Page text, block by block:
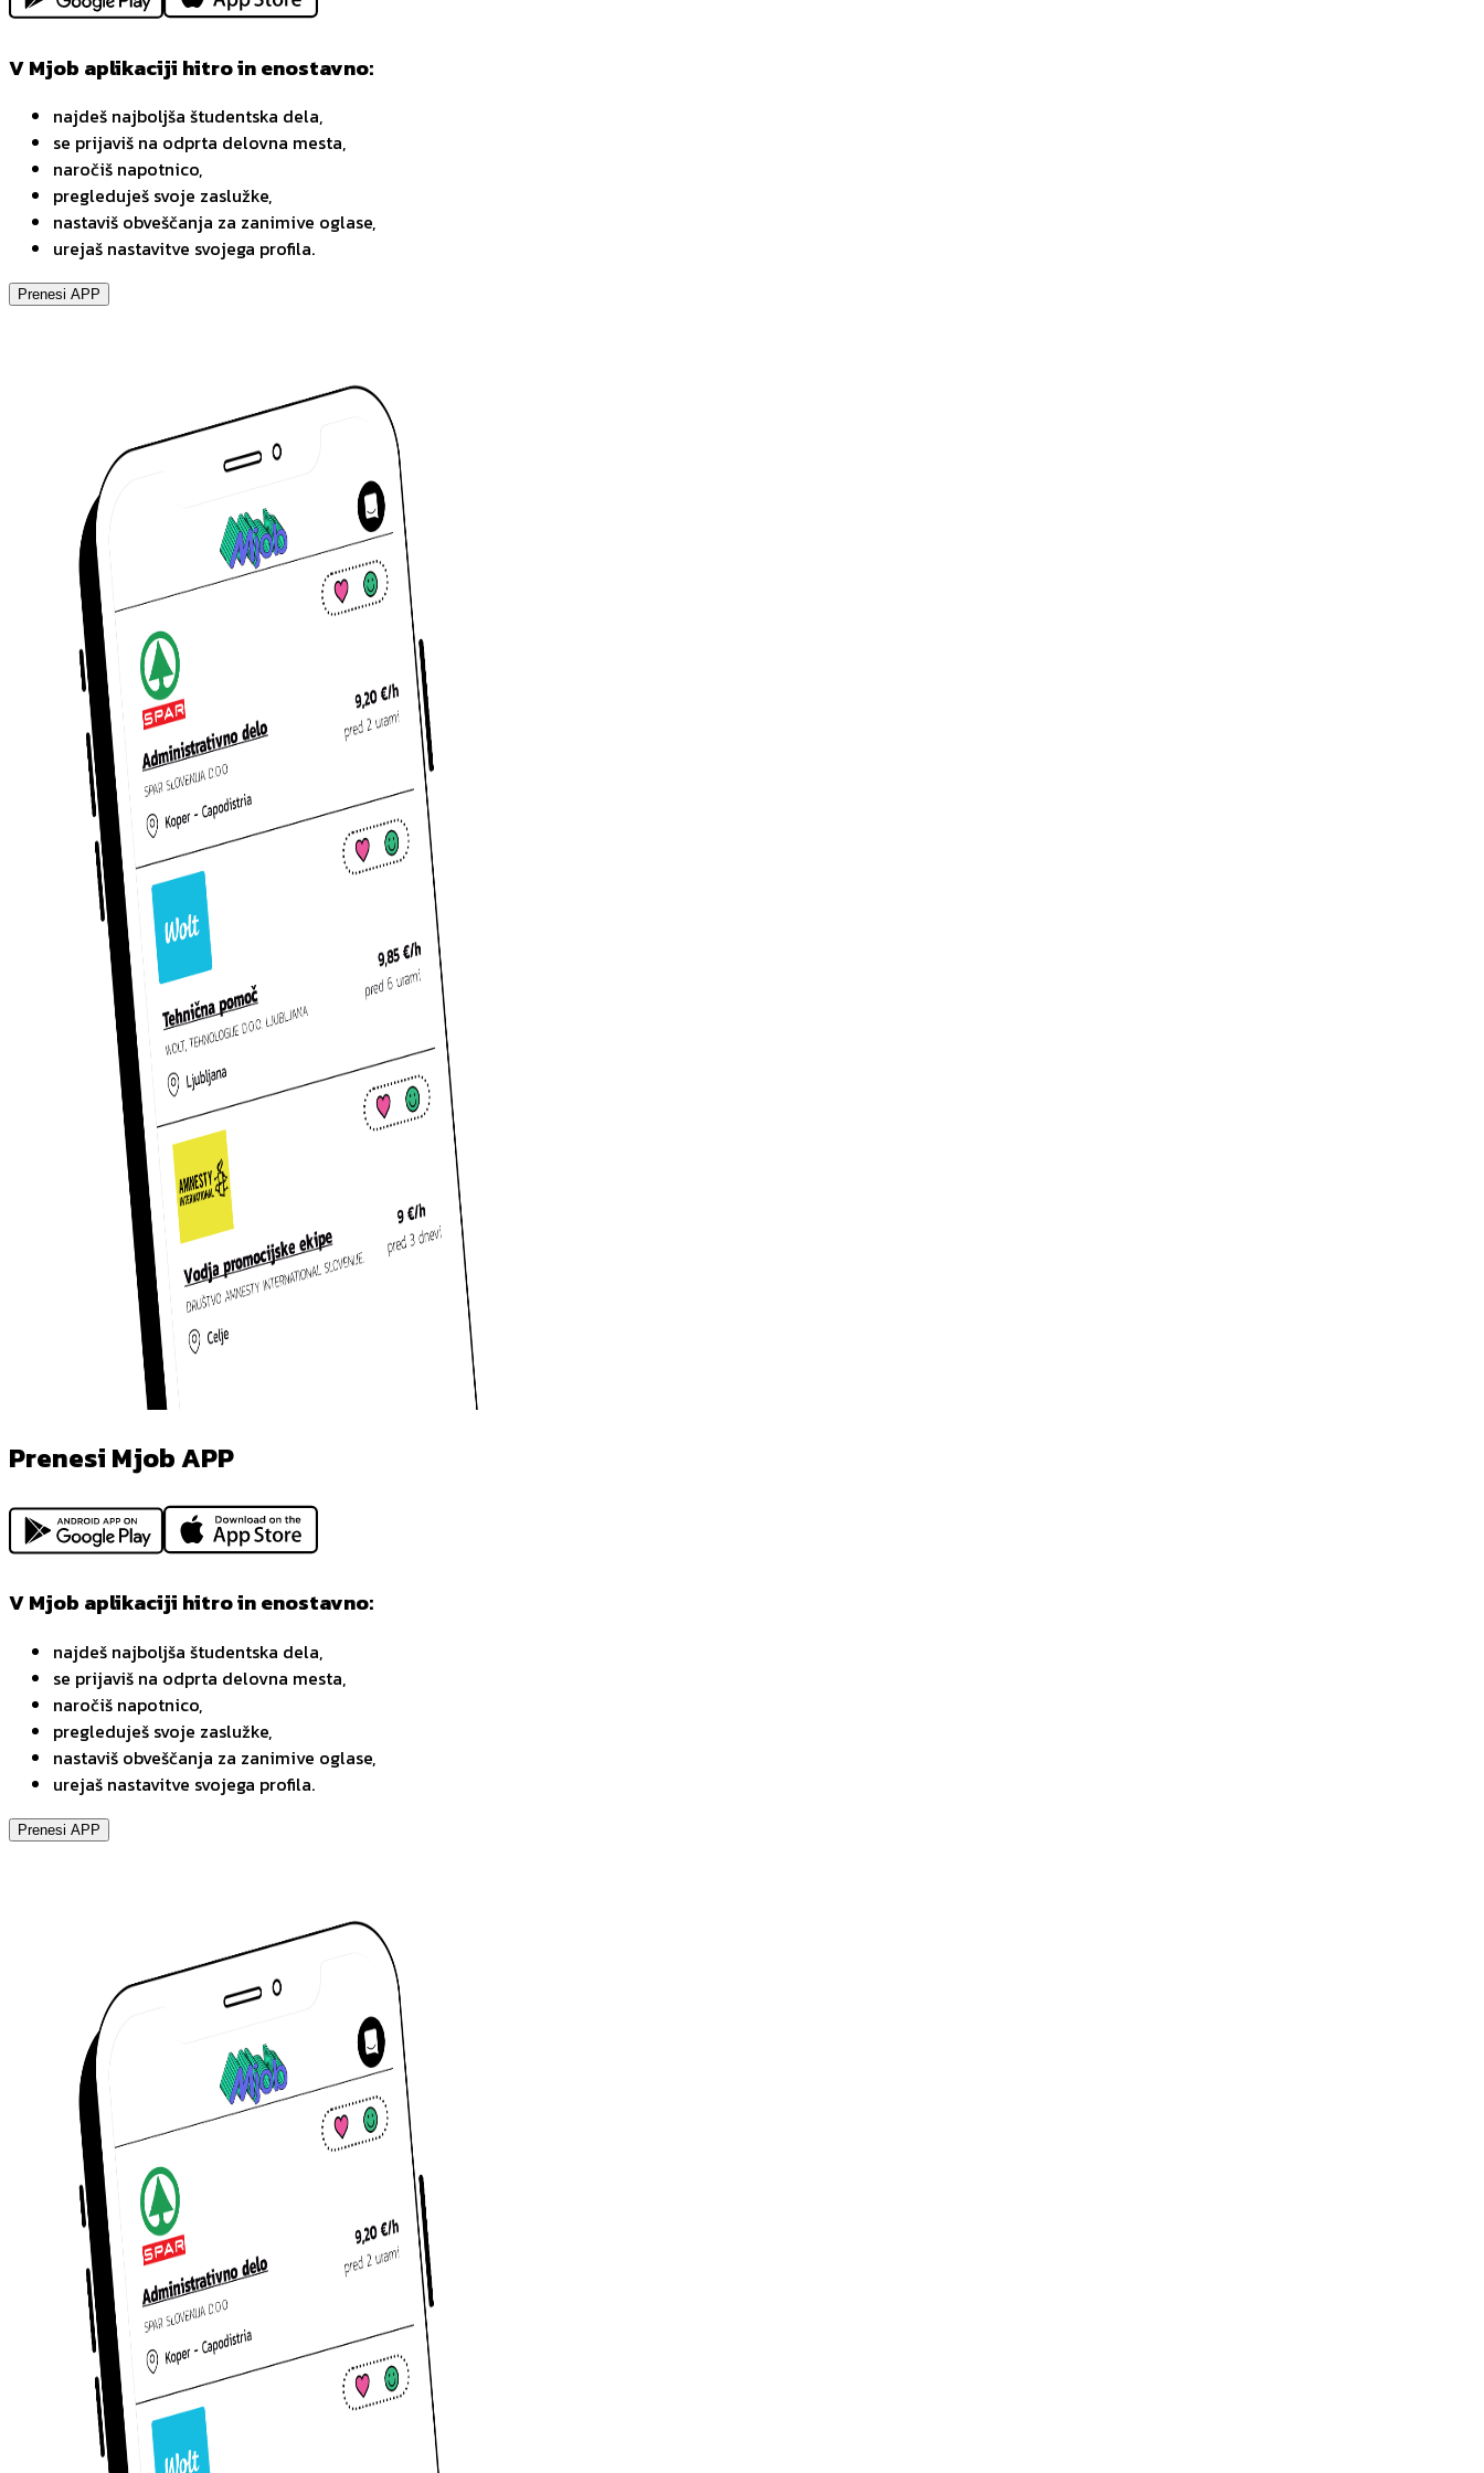
V Mjob aplikaciji hitro in enostavno:
najdeš najboljša študentska dela,
se prijaviš na odprta delovna mesta,
naročiš napotnico,
pregleduješ svoje zaslužke,
nastaviš obveščanja za zanimive oglase,
urejaš nastavitve svojega profila.
Prenesi APP
Prenesi Mjob APP
V Mjob aplikaciji hitro in enostavno:
najdeš najboljša študentska dela,
se prijaviš na odprta delovna mesta,
naročiš napotnico,
pregleduješ svoje zaslužke,
nastaviš obveščanja za zanimive oglase,
urejaš nastavitve svojega profila.
Prenesi APP